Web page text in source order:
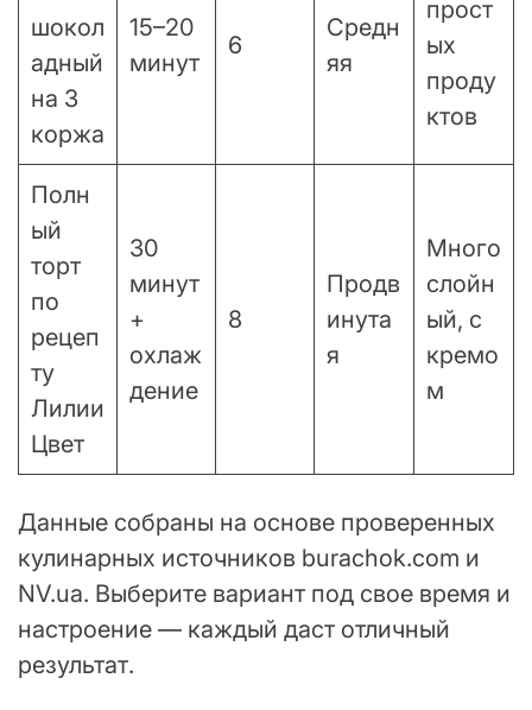
шокол
адный
на 3
коржа
15–20
минут
6
Средн
яя
прост
ых
проду
ктов
Полн
ый
торт
по
рецеп
ту
Лилии
Цвет
30
минут
+
охлаж
дение
8
Продв
инута
я
Много
слойн
ый, с
кремо
м
Данные собраны на основе проверенных
кулинарных источников burachok.com и
NV.ua. Выберите вариант под свое время и
настроение — каждый даст отличный
результат.